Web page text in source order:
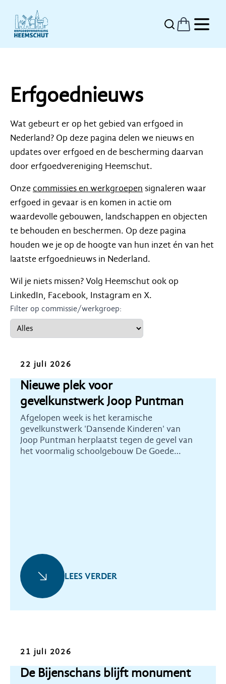
Erfgoednieuws
Wat gebeurt er op het gebied van erfgoed in
Nederland? Op deze pagina delen we nieuws en
updates over erfgoed en de bescherming daarvan
door erfgoedvereniging Heemschut.
Onzecommissies en werkgroepen signaleren waar
erfgoed in gevaar is en komen in actie om
waardevolle gebouwen, landschappen en objecten
te behouden en beschermen. Op deze pagina
houden we je op de hoogte van hun inzet én van het
laatste erfgoednieuws in Nederland.
Wil je niets missen? Volg Heemschut ook op
LinkedIn, Facebook, Instagram en X.
Filter op commissie/werkgroep:
Nieuws
22 juli 2026
Nieuwe plek voor
gevelkunstwerk Joop Puntman
Afgelopen week is het keramische
gevelkunstwerk 'Dansende Kinderen' van
Joop Puntman herplaatst tegen de gevel van
het voormalig schoolgebouw De Goede
LEES VERDER
Nieuws
21 juli 2026
De Bijenschans blijft monument